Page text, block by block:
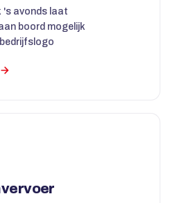
's avonds laat
boord mogelijk